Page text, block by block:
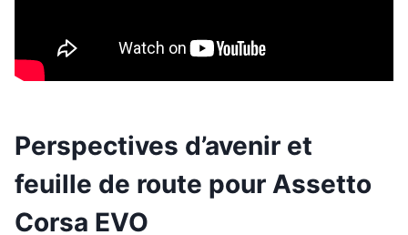
Perspectives d’avenir et
feuille de route pour Assetto
Corsa EVO